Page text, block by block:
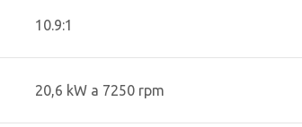
10.9:1
20,6 kW a 7250 rpm